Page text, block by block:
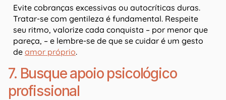
Evite cobranças excessivas ou autocríticas duras.
Tratar-se com gentileza é fundamental. Respeite
seu ritmo, valorize cada conquista – por menor que
pareça, – e lembre-se de que se cuidar é um gesto
de amor próprio.
7. Busque apoio psicológico
profissional